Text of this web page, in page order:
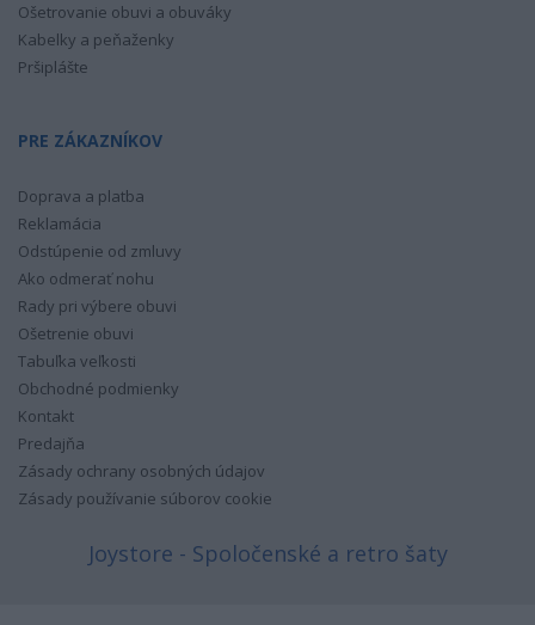
Ošetrovanie obuvi a obuváky
Kabelky a peňaženky
Pršiplášte
PRE ZÁKAZNÍKOV
Doprava a platba
Reklamácia
Odstúpenie od zmluvy
Ako odmerať nohu
Rady pri výbere obuvi
Ošetrenie obuvi
Tabuľka veľkosti
Obchodné podmienky
Kontakt
Predajňa
Zásady ochrany osobných údajov
Zásady používanie súborov cookie
Joystore - Spoločenské a retro šaty